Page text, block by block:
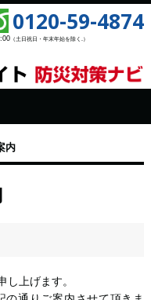
0120-59-4874
（土日祝日・年末年始を除く.）
内
上げます。